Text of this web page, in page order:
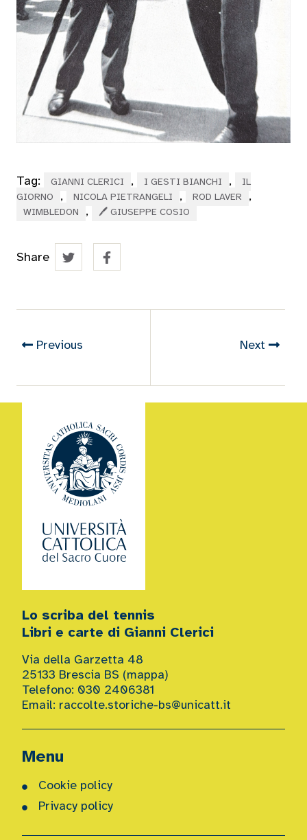
Tag: GIANNI CLERICI , I GESTI BIANCHI ,
IL
GIORNO
, NICOLA PIETRANGELI , ROD LAVER ,
WIMBLEDON , 🖊 GIUSEPPE COSIO
Share
Previous Next
Lo scriba del tennis
Libri e carte di Gianni Clerici
Via della Garzetta 48
25133 Brescia BS (mappa)
Telefono: 030 2406381
Email: raccolte.storiche-bs@unicatt.it
Menu
Cookie policy
Privacy policy